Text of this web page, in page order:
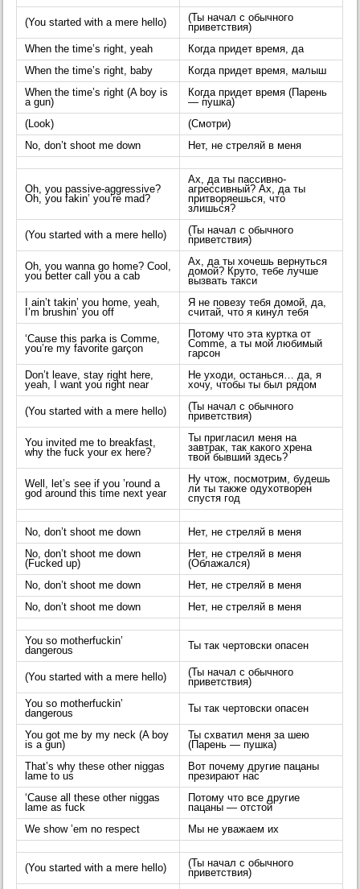
(You started with a mere hello)
(Ты начал с обычного
приветствия)
When the time’s right, yeah
Когда придет время, да
When the time’s right, baby
Когда придет время, малыш
When the time’s right (A boy is
a gun)
Когда придет время (Парень
— пушка)
(Look)
(Смотри)
No, don’t shoot me down
Нет, не стреляй в меня
Oh, you passive-aggressive?
Oh, you fakin’ you’re mad?
Ах, да ты пассивно-
агрессивный? Ах, да ты
притворяешься, что
злишься?
(You started with a mere hello)
(Ты начал с обычного
приветствия)
Oh, you wanna go home? Cool,
you better call you a cab
Ах, да ты хочешь вернуться
домой? Круто, тебе лучше
вызвать такси
I ain’t takin’ you home, yeah,
I’m brushin’ you off
Я не повезу тебя домой, да,
считай, что я кинул тебя
‘Cause this parka is Comme,
you’re my favorite garçon
Потому что эта куртка от
Comme, а ты мой любимый
гарсон
Don’t leave, stay right here,
yeah, I want you right near
Не уходи, останься… да, я
хочу, чтобы ты был рядом
(You started with a mere hello)
(Ты начал с обычного
приветствия)
You invited me to breakfast,
why the fuck your ex here?
Ты пригласил меня на
завтрак, так какого хрена
твой бывший здесь?
Well, let’s see if you ’round a
god around this time next year
Ну чтож, посмотрим, будешь
ли ты также одухотворен
спустя год
No, don’t shoot me down
Нет, не стреляй в меня
No, don’t shoot me down
(Fucked up)
Нет, не стреляй в меня
(Облажался)
No, don’t shoot me down
Нет, не стреляй в меня
No, don’t shoot me down
Нет, не стреляй в меня
You so motherfuckin’
dangerous
Ты так чертовски опасен
(You started with a mere hello)
(Ты начал с обычного
приветствия)
You so motherfuckin’
dangerous
Ты так чертовски опасен
You got me by my neck (A boy
is a gun)
Ты схватил меня за шею
(Парень — пушка)
That’s why these other niggas
lame to us
Вот почему другие пацаны
презирают нас
‘Cause all these other niggas
lame as fuck
Потому что все другие
пацаны — отстой
We show ’em no respect
Мы не уважаем их
(You started with a mere hello)
(Ты начал с обычного
приветствия)